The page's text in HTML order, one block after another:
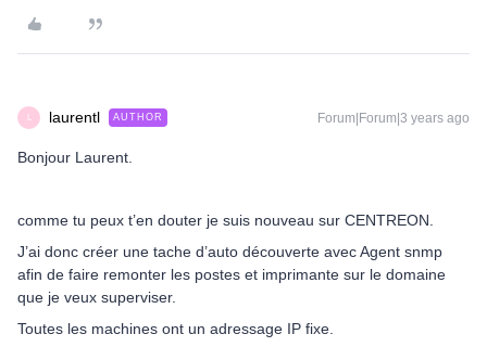
laurentl AUTHOR Forum|Forum|3 years ago
Bonjour Laurent.
comme tu peux t’en douter je suis nouveau sur CENTREON.
J’ai donc créer une tache d’auto découverte avec Agent snmp
afin de faire remonter les postes et imprimante sur le domaine
que je veux superviser.
Toutes les machines ont un adressage IP fixe.